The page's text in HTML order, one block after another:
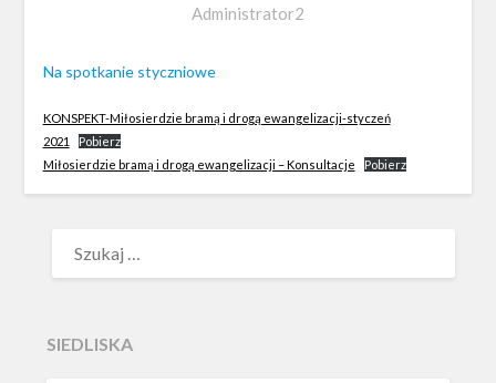
Administrator2
Na spotkanie styczniowe
KONSPEKT-Miłosierdzie bramą i drogą ewangelizacji-styczeń
2021
Pobierz
Miłosierdzie bramą i drogą ewangelizacji – Konsultacje
Pobierz
SIEDLISKA